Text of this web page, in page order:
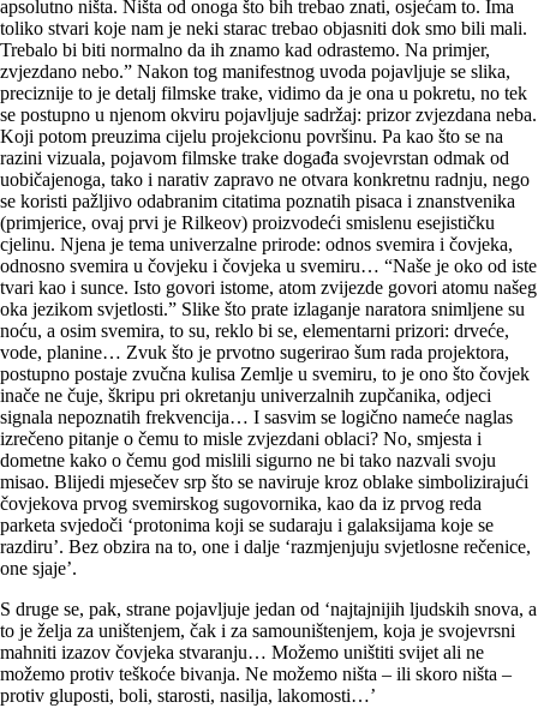
apsolutno ništa. Ništa od onoga što bih trebao znati, osjećam to. Ima
toliko stvari koje nam je neki starac trebao objasniti dok smo bili mali.
Trebalo bi biti normalno da ih znamo kad odrastemo. Na primjer,
zvjezdano nebo.” Nakon tog manifestnog uvoda pojavljuje se slika,
preciznije to je detalj filmske trake, vidimo da je ona u pokretu, no tek
se postupno u njenom okviru pojavljuje sadržaj: prizor zvjezdana neba.
Koji potom preuzima cijelu projekcionu površinu. Pa kao što se na
razini vizuala, pojavom filmske trake događa svojevrstan odmak od
uobičajenoga, tako i narativ zapravo ne otvara konkretnu radnju, nego
se koristi pažljivo odabranim citatima poznatih pisaca i znanstvenika
(primjerice, ovaj prvi je Rilkeov) proizvodeći smislenu esejističku
cjelinu. Njena je tema univerzalne prirode: odnos svemira i čovjeka,
odnosno svemira u čovjeku i čovjeka u svemiru… “Naše je oko od iste
tvari kao i sunce. Isto govori istome, atom zvijezde govori atomu našeg
oka jezikom svjetlosti.” Slike što prate izlaganje naratora snimljene su
noću, a osim svemira, to su, reklo bi se, elementarni prizori: drveće,
vode, planine… Zvuk što je prvotno sugerirao šum rada projektora,
postupno postaje zvučna kulisa Zemlje u svemiru, to je ono što čovjek
inače ne čuje, škripu pri okretanju univerzalnih zupčanika, odjeci
signala nepoznatih frekvencija… I sasvim se logično nameće naglas
izrečeno pitanje o čemu to misle zvjezdani oblaci? No, smjesta i
dometne kako o čemu god mislili sigurno ne bi tako nazvali svoju
misao. Blijedi mjesečev srp što se naviruje kroz oblake simbolizirajući
čovjekova prvog svemirskog sugovornika, kao da iz prvog reda
parketa svjedoči ‘protonima koji se sudaraju i galaksijama koje se
razdiru’. Bez obzira na to, one i dalje ‘razmjenjuju svjetlosne rečenice,
one sjaje’.
S druge se, pak, strane pojavljuje jedan od ‘najtajnijih ljudskih snova, a
to je želja za uništenjem, čak i za samouništenjem, koja je svojevrsni
mahniti izazov čovjeka stvaranju… Možemo uništiti svijet ali ne
možemo protiv teškoće bivanja. Ne možemo ništa – ili skoro ništa –
protiv gluposti, boli, starosti, nasilja, lakomosti…’